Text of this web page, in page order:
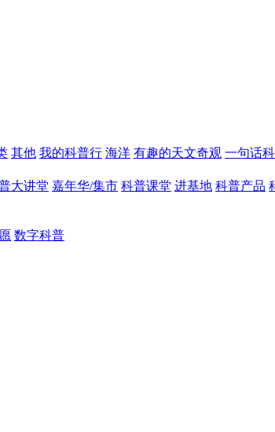
其他 我的科普行 海洋 有趣的天文奇观 一句话
大讲堂 嘉年华/集市 科普课堂 进基地 科普产品
数字科普